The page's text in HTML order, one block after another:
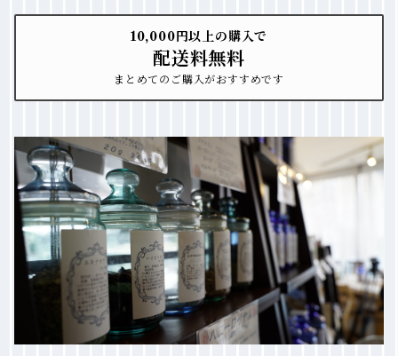
10,000円以上の購入で
配送料無料
まとめてのご購入がおすすめです